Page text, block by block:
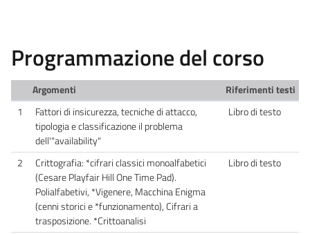
Programmazione del corso
Argomenti
Riferimenti testi
1
Fattori di insicurezza, tecniche di attacco,
tipologia e classificazione il problema
dell'"availability"
Libro di testo
2
Crittografia: *cifrari classici monoalfabetici
(Cesare Playfair Hill One Time Pad).
Polialfabetivi, *Vigenere, Macchina Enigma
(cenni storici e *funzionamento), Cifrari a
trasposizione. *Crittoanalisi
Libro di testo